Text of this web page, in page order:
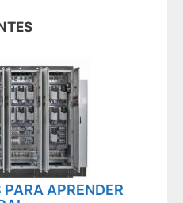
APRENDER